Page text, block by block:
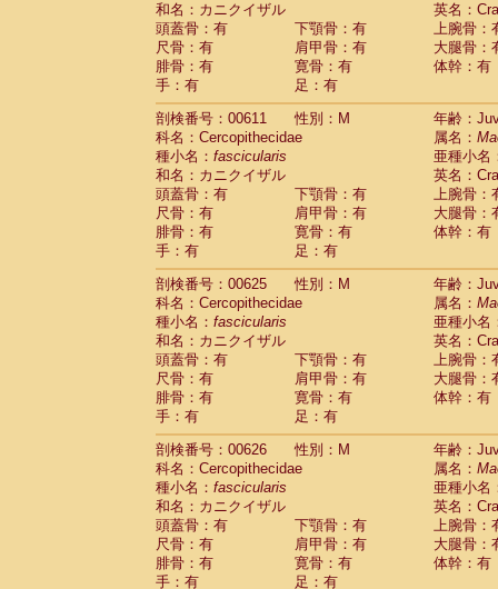
和名：カニクイザル
英名：
頭蓋骨：有
下顎骨：有
上腕骨：
尺骨：有
肩甲骨：有
大腿骨：
腓骨：有
寛骨：有
体幹：有
手：有
足：有
剖検番号：00611
性別：M
年齢：
科名：Cercopithecidae
属名：
種小名： fascicularis
亜種小名
和名：カニクイザル
英名：
頭蓋骨：有
下顎骨：有
上腕骨：
尺骨：有
肩甲骨：有
大腿骨：
腓骨：有
寛骨：有
体幹：有
手：有
足：有
剖検番号：00625
性別：M
年齢：
科名：Cercopithecidae
属名：
種小名： fascicularis
亜種小名
和名：カニクイザル
英名：
頭蓋骨：有
下顎骨：有
上腕骨：
尺骨：有
肩甲骨：有
大腿骨：
腓骨：有
寛骨：有
体幹：有
手：有
足：有
剖検番号：00626
性別：M
年齢：
科名：Cercopithecidae
属名：
種小名： fascicularis
亜種小名
和名：カニクイザル
英名：
頭蓋骨：有
下顎骨：有
上腕骨：
尺骨：有
肩甲骨：有
大腿骨：
腓骨：有
寛骨：有
体幹：有
手：有
足：有